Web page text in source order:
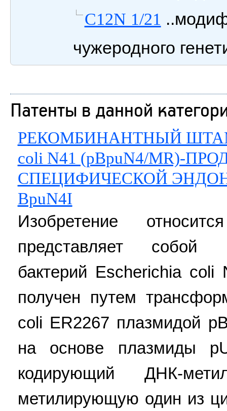
C12N 1/21
чужеродного
Патенты в данной
РЕКОМБИНАНТНЫЙ
coli N41 (pBpuN4/MR)-
СПЕЦИФИЧЕСКОЙ
BpuN4I
Изобретение
представляет собой
бактерий Escherichia coli
получен путем
coli ER2267 плазмидой
на основе плазмиды
кодирующий ДНК-
метилирующую один из